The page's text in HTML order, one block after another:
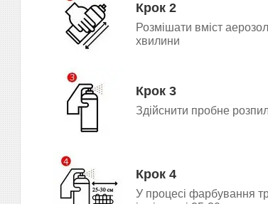
Крок 2
Розмішати вміст
хвилини
Крок 3
Здійснити пробне
Крок 4
У процесі фарбування